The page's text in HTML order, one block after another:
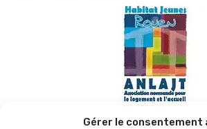
Gérer le consentement